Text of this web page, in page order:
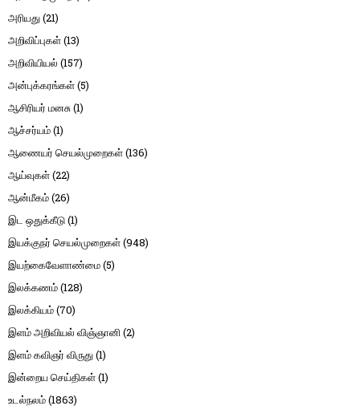
அரியது(21)
அறிவிப்புகள்(13)
அறிவியியல் (157)
அன்புக்கரங்கள்(5)
ஆசிரியர் மனசு(1)
ஆச்சர்யம்(1)
ஆணையர் செயல்முறைகள்(136)
ஆய்வுகள்(22)
ஆன்மீகம்(26)
இட ஒதுக்கீடு(1)
இயக்குநர் செயல்முறைகள்(948)
இயற்கைவேளாண்மை(5)
இலக்கணம்(128)
இலக்கியம்(70)
இளம் அறிவியல் விஞ்ஞானி(2)
இளம் கவிஞர் விருது(1)
இன்றைய செய்திகள்(1)
உடல்நலம்(1863)